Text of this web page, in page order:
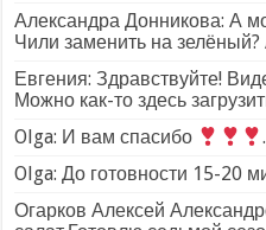
Александра Донникова: А
Чили заменить на зелёный?
Евгения: Здравствуйте!
Можно как-то здесь
Olga: И вам спасибо
Olga: До готовности 15-20
Огарков Алексей